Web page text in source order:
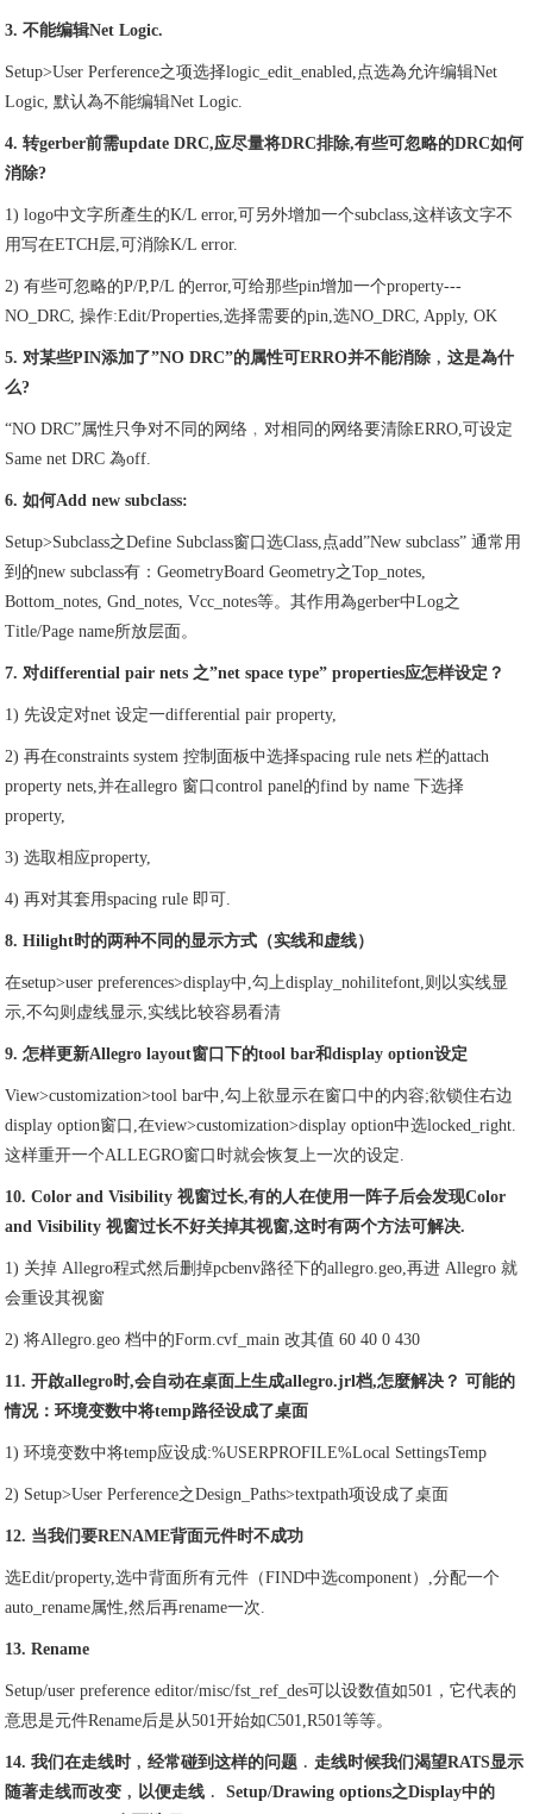
3. 不能编辑Net Logic.
Setup>User Perference之项选择logic_edit_enabled,点选為允许编辑Net
Logic, 默认為不能编辑Net Logic.
4. 转gerber前需update DRC,应尽量将DRC排除,有些可忽略的DRC如何
消除?
1) logo中文字所產生的K/L error,可另外增加一个subclass,这样该文字不
用写在ETCH层,可消除K/L error.
2) 有些可忽略的P/P,P/L 的error,可给那些pin增加一个property---
NO_DRC, 操作:Edit/Properties,选择需要的pin,选NO_DRC, Apply, OK
5. 对某些PIN添加了”NO DRC”的属性可ERRO并不能消除﹐这是為什
么?
“NO DRC”属性只争对不同的网络﹐对相同的网络要清除ERRO,可设定
Same net DRC 為off.
6. 如何Add new subclass:
Setup>Subclass之Define Subclass窗口选Class,点add”New subclass” 通常用
到的new subclass有：GeometryBoard Geometry之Top_notes,
Bottom_notes, Gnd_notes, Vcc_notes等。其作用為gerber中Log之
Title/Page name所放层面。
7. 对differential pair nets 之”net space type” properties应怎样设定？
1) 先设定对net 设定一differential pair property,
2) 再在constraints system 控制面板中选择spacing rule nets 栏的attach
property nets,并在allegro 窗口control panel的find by name 下选择
property,
3) 选取相应property,
4) 再对其套用spacing rule 即可.
8. Hilight时的两种不同的显示方式（实线和虚线）
在setup>user preferences>display中,勾上display_nohilitefont,则以实线显
示,不勾则虚线显示,实线比较容易看清
9. 怎样更新Allegro layout窗口下的tool bar和display option设定
View>customization>tool bar中,勾上欲显示在窗口中的内容;欲锁住右边
display option窗口,在view>customization>display option中选locked_right.
这样重开一个ALLEGRO窗口时就会恢复上一次的设定.
10. Color and Visibility 视窗过长,有的人在使用一阵子后会发现Color
and Visibility 视窗过长不好关掉其视窗,这时有两个方法可解决.
1) 关掉 Allegro程式然后删掉pcbenv路径下的allegro.geo,再进 Allegro 就
会重设其视窗
2) 将Allegro.geo 档中的Form.cvf_main 改其值 60 40 0 430
11. 开啟allegro时,会自动在桌面上生成allegro.jrl档,怎麼解决？ 可能的
情况：环境变数中将temp路径设成了桌面
1) 环境变数中将temp应设成:%USERPROFILE%Local SettingsTemp
2) Setup>User Perference之Design_Paths>textpath项设成了桌面
12. 当我们要RENAME背面元件时不成功
选Edit/property,选中背面所有元件（FIND中选component）,分配一个
auto_rename属性,然后再rename一次.
13. Rename
Setup/user preference editor/misc/fst_ref_des可以设数值如501，它代表的
意思是元件Rename后是从501开始如C501,R501等等。
14. 我们在走线时﹐经常碰到这样的问题﹒走线时候我们渴望RATS显示
随著走线而改变﹐以便走线﹒ Setup/Drawing options之Display中的